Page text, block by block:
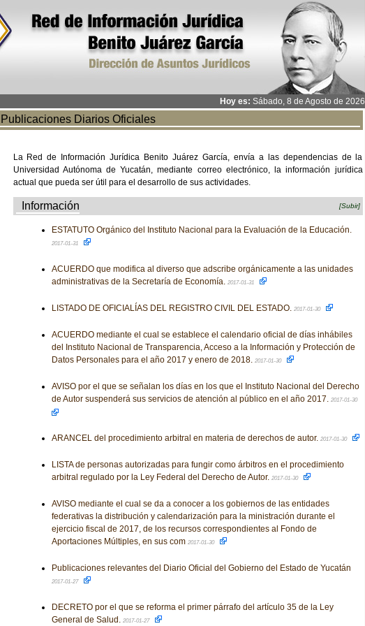
Hoy es: Sábado, 8 de Agosto de 2026
Publicaciones Diarios Oficiales
La Red de Información Jurídica Benito Juárez García, envía a las dependencias de la
Universidad Autónoma de Yucatán, mediante correo electrónico, la información jurídica
actual que pueda ser útil para el desarrollo de sus actividades.
Información [Subir]
ESTATUTO Orgánico del Instituto Nacional para la Evaluación de la Educación.
2017-01-31
ACUERDO que modifica al diverso que adscribe orgánicamente a las unidades
administrativas de la Secretaría de Economía. 2017-01-31
LISTADO DE OFICIALÍAS DEL REGISTRO CIVIL DEL ESTADO. 2017-01-30
ACUERDO mediante el cual se establece el calendario oficial de días inhábiles
del Instituto Nacional de Transparencia, Acceso a la Información y Protección de
Datos Personales para el año 2017 y enero de 2018. 2017-01-30
AVISO por el que se señalan los días en los que el Instituto Nacional del Derecho
de Autor suspenderá sus servicios de atención al público en el año 2017. 2017-01-30
ARANCEL del procedimiento arbitral en materia de derechos de autor. 2017-01-30
LISTA de personas autorizadas para fungir como árbitros en el procedimiento
arbitral regulado por la Ley Federal del Derecho de Autor. 2017-01-30
AVISO mediante el cual se da a conocer a los gobiernos de las entidades
federativas la distribución y calendarización para la ministración durante el
ejercicio fiscal de 2017, de los recursos correspondientes al Fondo de
Aportaciones Múltiples, en sus com 2017-01-30
Publicaciones relevantes del Diario Oficial del Gobierno del Estado de Yucatán
2017-01-27
DECRETO por el que se reforma el primer párrafo del artículo 35 de la Ley
General de Salud. 2017-01-27